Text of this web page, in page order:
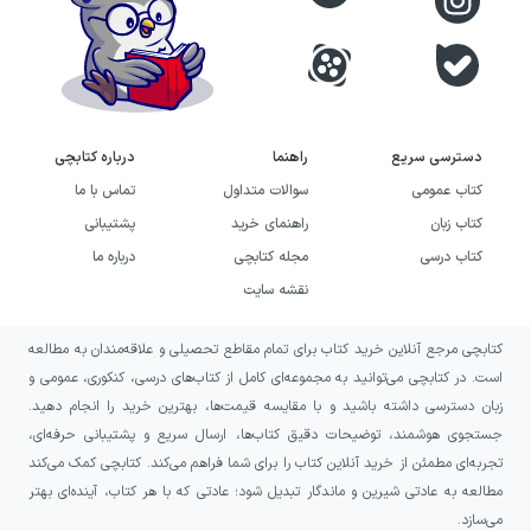
خیانت زناشویی، شکستن پیمان عشق و پیامدهای
انتقام بخوانند.
شخصیت‌های پیچیده و موقعیت‌های اخلاقی
دشوار لذت می‌برند. در این نمایشنامه، مسئله فقط
ترک شدن یک زن نیست؛ تصمیم یاسون، رنج مده‌آ
و نقشه‌ای که او برای پاسخ به این اهانت در نظر
مسئولیت، خانواده و مرز واکنش انسانی به وجود
می‌آورد.
اگر به مطالعه آثار اوریپید یا شناخت درام کلاسیک
یونانی علاقه‌مندید، این نمایشنامه می‌تواند
تجربه‌ای مهم و تأمل‌برانگیز باشد. از آن انتظار
دسترسی سریع
کتاب عمومی
کتاب زبان
کتاب درسی
راهنما
سوالات متداول
راهنمای خرید
مجله کتابچی
نقشه سایت
درباره کتابچی
تماس با ما
پشتیبانی
درباره ما
کتابچی مرجع آنلاین خرید کتاب برای تمام مقاطع تحصیلی و علاقه‌مندان به مطالعه
است. در کتابچی می‌توانید به مجموعه‌ای کامل از کتاب‌های درسی، کنکوری، عمومی و
زبان دسترسی داشته باشید و با مقایسه قیمت‌ها، بهترین خرید را انجام دهید.
جستجوی هوشمند، توضیحات دقیق کتاب‌ها، ارسال سریع و پشتیبانی حرفه‌ای،
تجربه‌ای مطمئن از خرید آنلاین کتاب را برای شما فراهم می‌کند. کتابچی کمک می‌کند
مطالعه به عادتی شیرین و ماندگار تبدیل شود؛ عادتی که با هر کتاب، آینده‌ای بهتر
می‌سازد.